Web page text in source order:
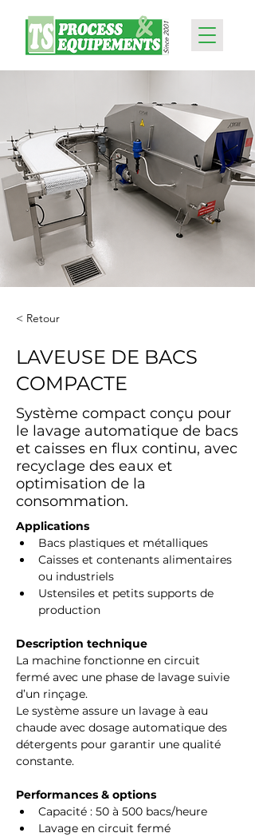
< Retour
LAVEUSE DE BACS
COMPACTE
Système compact conçu pour
le lavage automatique de bacs
et caisses en flux continu, avec
recyclage des eaux et
optimisation de la
consommation.
Applications
Bacs plastiques et métalliques
Caisses et contenants alimentaires
ou industriels
Ustensiles et petits supports de
production
Description technique
La machine fonctionne en circuit
fermé avec une phase de lavage suivie
d’un rinçage.
Le système assure un lavage à eau
chaude avec dosage automatique des
détergents pour garantir une qualité
constante.
Performances & options
Capacité : 50 à 500 bacs/heure
Lavage en circuit fermé